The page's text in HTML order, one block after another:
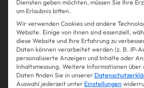
Diensten geben möchten, müssen Sie Ihre
um Erlaubnis bitten.
Wir verwenden Cookies und andere
Website. Einige von ihnen sind essenziell,
diese Website und Ihre Erfahrung zu
Daten können verarbeitet werden (z. B. IP-
personalisierte Anzeigen und Inhalte oder
Inhaltsmessung. Weitere Informationen über
Daten finden Sie in unserer
Auswahl jederzeit unter Einstellungen